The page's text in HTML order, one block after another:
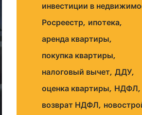
инвестиции в
Росреестр ипотека
аренда квартиры
покупка квартиры
налоговый вычет ДДУ
оценка квартиры НДФЛ
возврат НДФЛ